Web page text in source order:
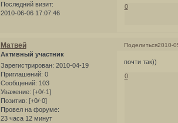
Последний визит:
2010-06-06 17:07:46
0
Поделиться2010-
Матвей
Активный участник
Зарегистрирован: 2010-04-19
Приглашений: 0
Сообщений: 103
Уважение: [+0/-1]
Позитив: [+0/-0]
Провел на форуме:
23 часа 12 минут
почти так))
0